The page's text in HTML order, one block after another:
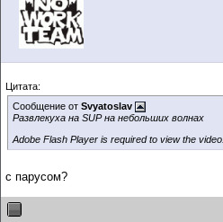
Цитата:
Сообщение от Svyatoslav
Развлекуха на SUP на небольших волнах
Adobe Flash Player is required to view the video.
с парусом?